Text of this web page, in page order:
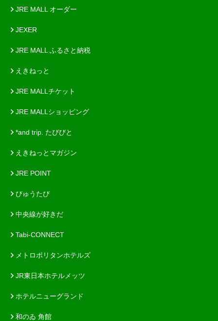
JRE MALL オーダー
JEXER
JRE MALL ふるさと納税
えきねっと
JRE MALLチケット
JRE MALLショッピング
*and trip. たびびと
えきねっとマガジン
JRE POINT
びゅうたび
中央線が好きだ
Tabi-CONNECT
メトロポリタンホテルズ
JR東日本ホテルメッツ
ホテルニューグランド
和のゐ 角館